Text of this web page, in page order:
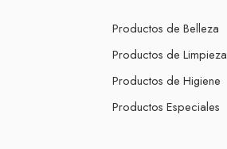
Productos de Belleza
Productos de Limpieza
Productos de Higiene
Productos Especiales